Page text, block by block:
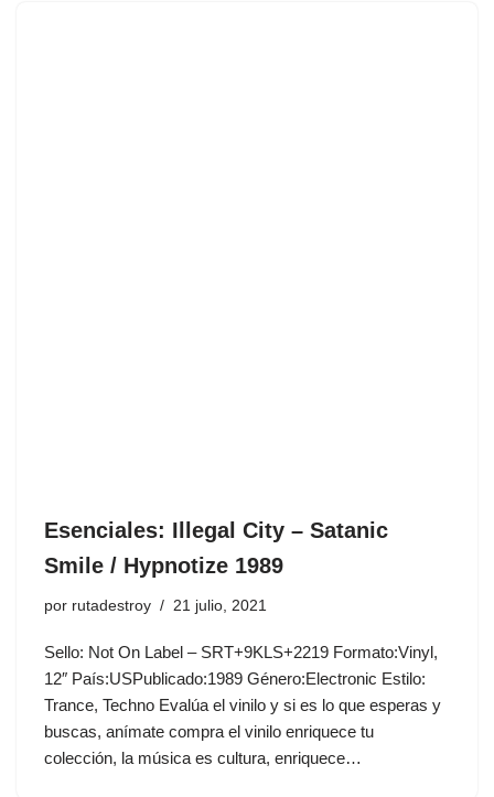
Esenciales: Illegal City ‎– Satanic
Smile / Hypnotize 1989
por rutadestroy 21 julio, 2021
Sello: Not On Label ‎– SRT+9KLS+2219 Formato:Vinyl,
12″ País:USPublicado:1989 Género:Electronic Estilo:
Trance, Techno Evalúa el vinilo y si es lo que esperas y
buscas, anímate compra el vinilo enriquece tu
colección, la música es cultura, enriquece…